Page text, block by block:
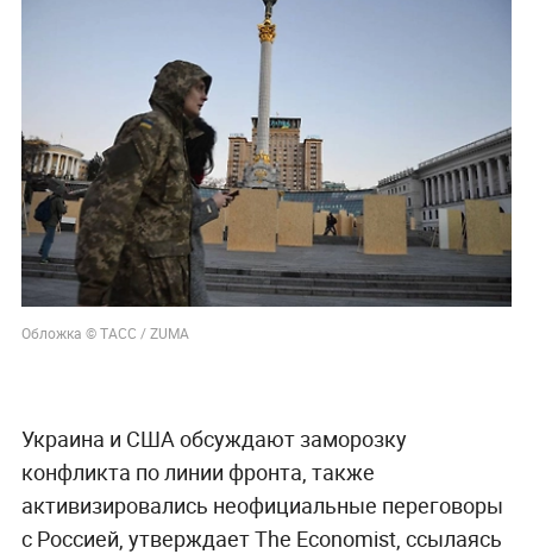
Обложка © ТАСС / ZUMA
Украина и США обсуждают заморозку
конфликта по линии фронта, также
активизировались неофициальные переговоры
с Россией, утверждает The Economist, ссылаясь